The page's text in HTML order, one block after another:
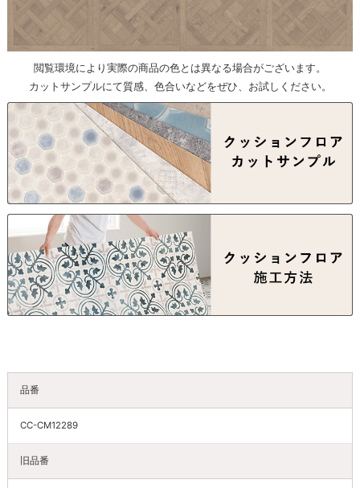
閲覧環境により実際の商品の色とは異なる場合がございます。
カットサンプルにて質感、色合いなどをぜひ、お試しください。
品番
CC-CM12289
旧品番